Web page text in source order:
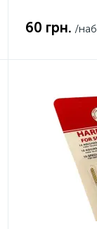
60 грн. /наб